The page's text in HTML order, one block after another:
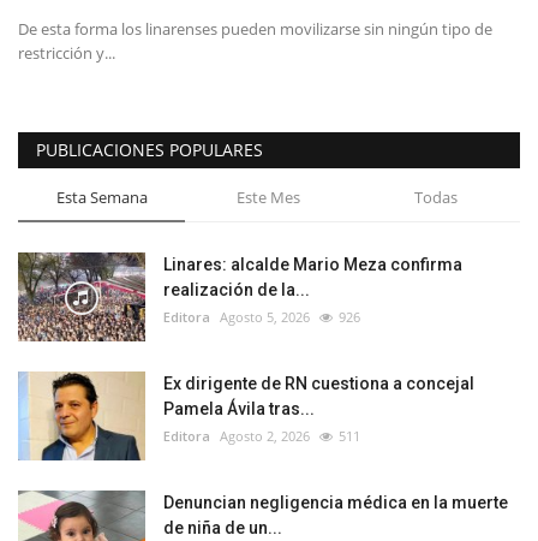
De esta forma los linarenses pueden movilizarse sin ningún tipo de
restricción y...
PUBLICACIONES POPULARES
Esta Semana Este Mes Todas
Linares: alcalde Mario Meza confirma
realización de la...
Editora Agosto 5, 2026 926
Ex dirigente de RN cuestiona a concejal
Pamela Ávila tras...
Editora Agosto 2, 2026 511
Denuncian negligencia médica en la muerte
de niña de un...